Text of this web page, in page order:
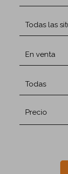
Todas las
En venta
Todas
Precio